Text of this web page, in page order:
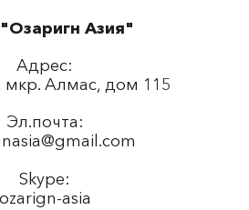
Азия"
Адрес:
мкр. Алмас, дом 115
Эл.почта:
Skype:
ozarign-asia